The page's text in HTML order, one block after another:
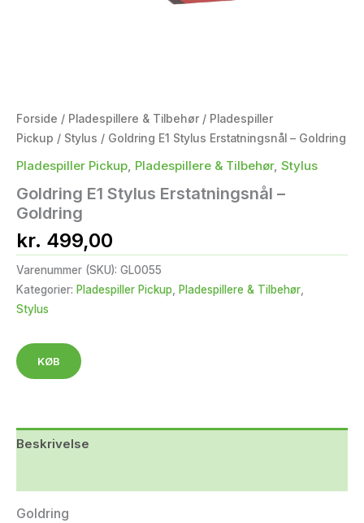
Forside / Pladespillere & Tilbehør / Pladespiller
Pickup / Stylus / Goldring E1 Stylus Erstatningsnål – Goldring
Pladespiller Pickup Pladespillere & Tilbehør, Stylus
Goldring E1 Stylus Erstatningsnål –
Goldring
kr. 499,00
Varenummer (SKU): GL0055
Kategorier: Pladespiller Pickup, Pladespillere & Tilbehør,
Stylus
KØB
Beskrivelse
Goldring